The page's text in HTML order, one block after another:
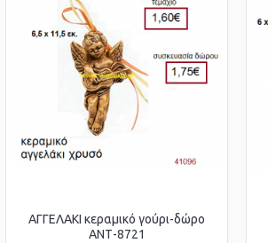
ΑΓΓΕΛΑΚΙ κεραμικό γούρι-δώρο
ΑΝΤ-8721